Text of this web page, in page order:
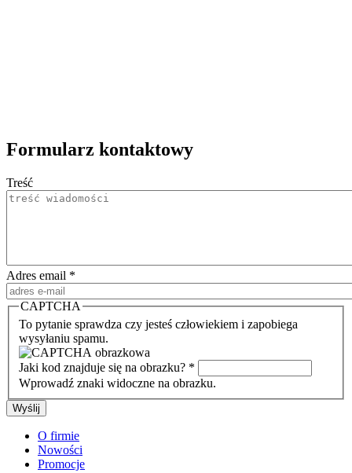
Formularz kontaktowy
Treść
Adres email *
CAPTCHA
To pytanie sprawdza czy jesteś człowiekiem i zapobiega
wysyłaniu spamu.
Jaki kod znajduje się na obrazku? *
Wprowadź znaki widoczne na obrazku.
O firmie
Nowości
Promocje